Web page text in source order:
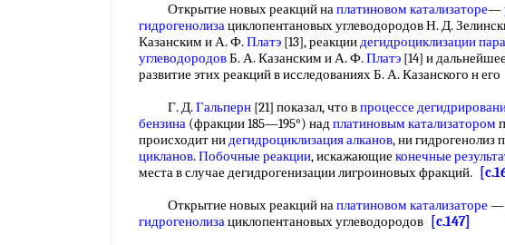
Открытие новых реакций наплатиновом катализаторе—
гидрогенолизациклопентановых углеводородов Н. Д.
Казанским и А. Ф.Платэ [13], реакциидегидроциклизации
углеводородовБ. А. Казанским и А. Ф.Платэ [14] и
развитие этих реакций в исследованиях Б. А. Казанского н его
Г. Д.Гальперн [21] показал, что впроцессе
бензина (фракции 185—195°) надплатиновым катализатором
происходит нидегидроциклизация алканов, ни гидрогенолиз
цикланов.Побочные реакции, искажающие конечные
места в случае дегидрогенизации лигроиновых фракций.
Открытие новых реакций наплатиновом катализаторе —
гидрогенолизациклопентановых углеводородов
[c.147]